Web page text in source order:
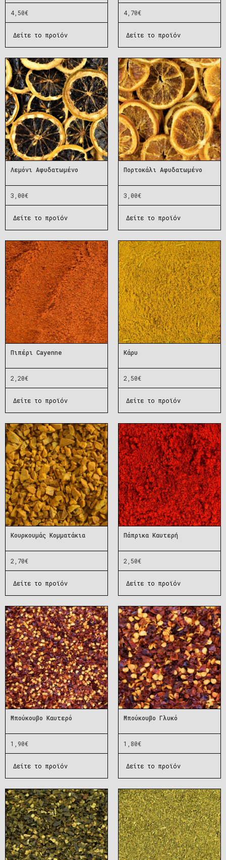
4,50€
Δείτε το προϊόν
4,70€
Δείτε το προϊόν
Λεμόνι Αφυδατωμένο
3,00€
Δείτε το προϊόν
Πορτοκάλι Αφυδατωμένο
3,00€
Δείτε το προϊόν
Πιπέρι Cayenne
2,20€
Δείτε το προϊόν
Κάρυ
2,50€
Δείτε το προϊόν
Κουρκουμάς Κομματάκια
2,70€
Δείτε το προϊόν
Πάπρικα Καυτερή
2,50€
Δείτε το προϊόν
Μπούκουβο Καυτερό
1,90€
Δείτε το προϊόν
Μπούκουβο Γλυκό
1,80€
Δείτε το προϊόν